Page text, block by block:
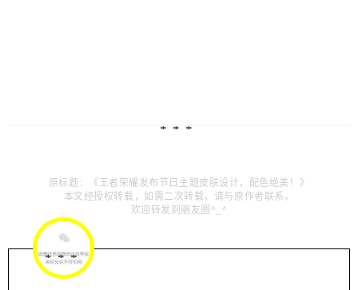
原标题：《王者荣耀发布节日主题皮肤设计，配色绝美！》
本文经授权转载，如需二次转载，请与原作者联系。
欢迎转发到朋友圈^_^